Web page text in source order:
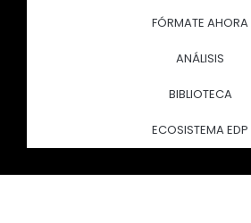
FÓRMATE AHORA
ANÁLISIS
BIBLIOTECA
ECOSISTEMA EDP